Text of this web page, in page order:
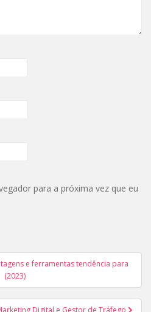
para a próxima vez que eu
e ferramentas tendência para
(2023)
Digital e Gestor de Tráfego